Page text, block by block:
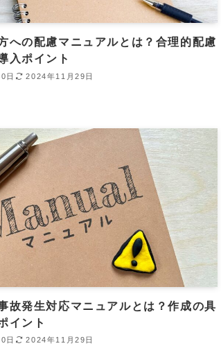
への配慮マニュアルとは？合理的配慮
入ポイント
日 2024年11月29日
故発生対応マニュアルとは？作成の具
イント
日 2024年11月29日